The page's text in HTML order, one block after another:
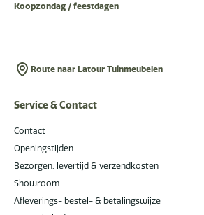
Koopzondag / feestdagen
Route naar Latour Tuinmeubelen
Service & Contact
Contact
Openingstijden
Bezorgen, levertijd & verzendkosten
Showroom
Afleverings- bestel- & betalingswijze